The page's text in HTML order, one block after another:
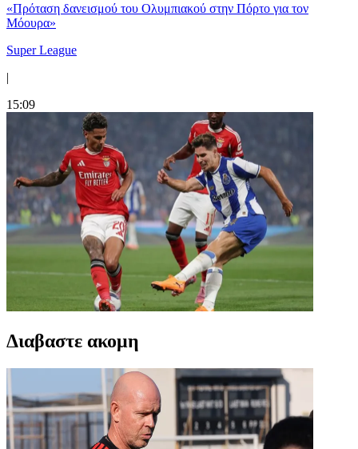
«Πρόταση δανεισμού του Ολυμπιακού στην Πόρτο για τον
Μόουρα»
Super League
|
15:09
Διαβαστε ακομη